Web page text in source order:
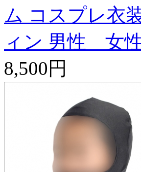
ム コスプレ衣
ィン 男性 女
8,500円